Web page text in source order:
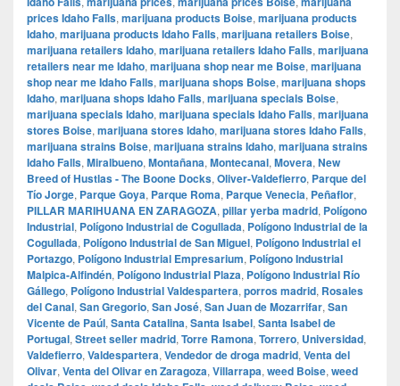
prices Idaho Falls, marijuana products Boise, marijuana products
Idaho, marijuana products Idaho Falls, marijuana retailers Boise,
marijuana retailers Idaho, marijuana retailers Idaho Falls, marijuana
retailers near me Idaho, marijuana shop near me Boise, marijuana
shop near me Idaho Falls, marijuana shops Boise, marijuana shops
Idaho, marijuana shops Idaho Falls, marijuana specials Boise,
marijuana specials Idaho, marijuana specials Idaho Falls, marijuana
stores Boise, marijuana stores Idaho, marijuana stores Idaho Falls,
marijuana strains Boise, marijuana strains Idaho, marijuana strains
Idaho Falls, Miralbueno, Montañana, Montecanal, Movera, New
Breed of Hustlas - The Boone Docks, Oliver-Valdefierro, Parque del
Tío Jorge, Parque Goya, Parque Roma, Parque Venecia, Peñaflor,
PILLAR MARIHUANA EN ZARAGOZA, pillar yerba madrid, Polígono
Industrial, Polígono Industrial de Cogullada, Polígono Industrial de la
Cogullada, Polígono Industrial de San Miguel, Polígono Industrial el
Portazgo, Polígono Industrial Empresarium, Polígono Industrial
Malpica-Alfindén, Polígono Industrial Plaza, Polígono Industrial Río
Gállego, Polígono Industrial Valdespartera, porros madrid, Rosales
del Canal, San Gregorio, San José, San Juan de Mozarrifar, San
Vicente de Paúl, Santa Catalina, Santa Isabel, Santa Isabel de
Portugal, Street seller madrid, Torre Ramona, Torrero, Universidad,
Valdefierro, Valdespartera, Vendedor de droga madrid, Venta del
Olivar, Venta del Olivar en Zaragoza, Villarrapa, weed Boise, weed